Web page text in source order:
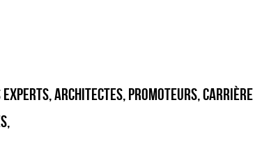
ARCHITECTES, PROMOTEURS,